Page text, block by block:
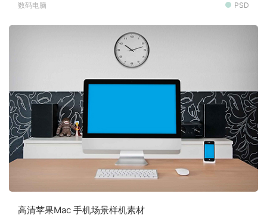
数码电脑 PSD
高清苹果Mac 手机场景样机素材